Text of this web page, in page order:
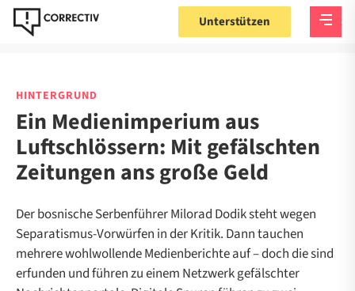
Unterstützen
HINTERGRUND
Ein Medienimperium aus
Luftschlössern: Mit gefälschten
Zeitungen ans große Geld
Der bosnische Serbenführer Milorad Dodik steht wegen
Separatismus-Vorwürfen in der Kritik. Dann tauchen
mehrere wohlwollende Medienberichte auf – doch die sind
erfunden und führen zu einem Netzwerk gefälschter